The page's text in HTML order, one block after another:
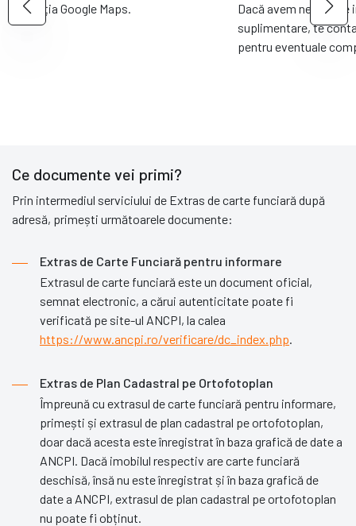
aplicația Google Maps.
Dacă avem nevoie
suplimentare, te
pentru eventuale
Ce documente vei primi?
Prin intermediul serviciului de Extras de carte funciară după
adresă, primești următoarele documente:
Extras de Carte Funciară pentru informare
Extrasul de carte funciară este un document oficial,
semnat electronic, a cărui autenticitate poate fi
verificată pe site-ul ANCPI, la calea
https://www.ancpi.ro/verificare/dc_index.php.
Extras de Plan Cadastral pe Ortofotoplan
Împreună cu extrasul de carte funciară pentru informare,
primești și extrasul de plan cadastral pe ortofotoplan,
doar dacă acesta este înregistrat în baza grafică de date a
ANCPI. Dacă imobilul respectiv are carte funciară
deschisă, însă nu este înregistrat și în baza grafică de
date a ANCPI, extrasul de plan cadastral pe ortofotoplan
nu poate fi obținut.